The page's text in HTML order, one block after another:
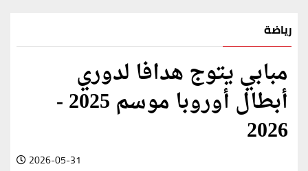
رياضة
مبابي يتوج هدافا لدوري
أبطال أوروبا موسم 2025 -
2026
2026-05-31